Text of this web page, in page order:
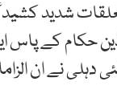
شدید
حکام کے پاس
دہلی نے ان